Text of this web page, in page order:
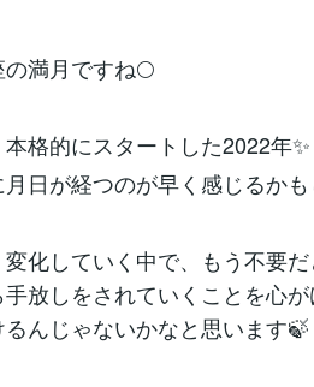
満月ですね🌕
格的にスタートした2022年✨
月日が経つのが早く感じるか
化していく中で、もう不要
放しをされていくことを心
んじゃないかなと思います🍃